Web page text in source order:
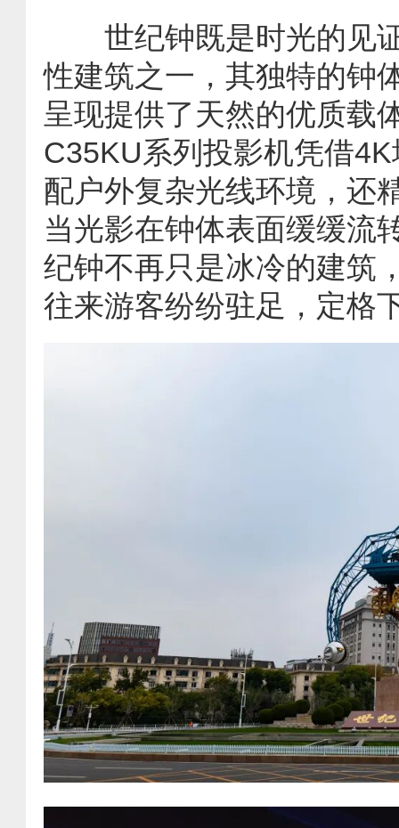
世纪钟既是时光的见证
性建筑之一，其独特的钟
呈现提供了天然的优质载
C35KU系列投影机凭借
配户外复杂光线环境，还
当光影在钟体表面缓缓流
纪钟不再只是冰冷的建筑
往来游客纷纷驻足，定格